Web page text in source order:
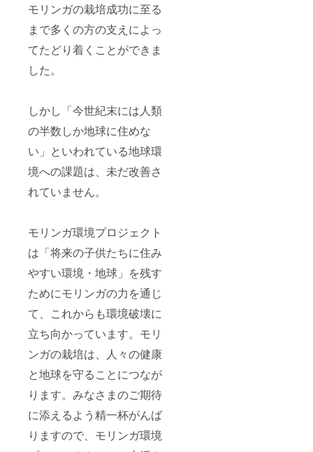
モリンガの栽培成功に至る
まで多くの方の支えによっ
てたどり着くことができま
した。
しかし「今世紀末には人類
の半数しか地球に住めな
い」といわれている地球環
境への課題は、未だ改善さ
れていません。
モリンガ環境プロジェクト
は「将来の子供たちに住み
やすい環境・地球」を残す
ためにモリンガの力を通じ
て、これからも環境破壊に
立ち向かっています。モリ
ンガの栽培は、人々の健康
と地球を守ることにつなが
ります。みなさまのご期待
に添えるよう精一杯がんば
りますので、モリンガ環境